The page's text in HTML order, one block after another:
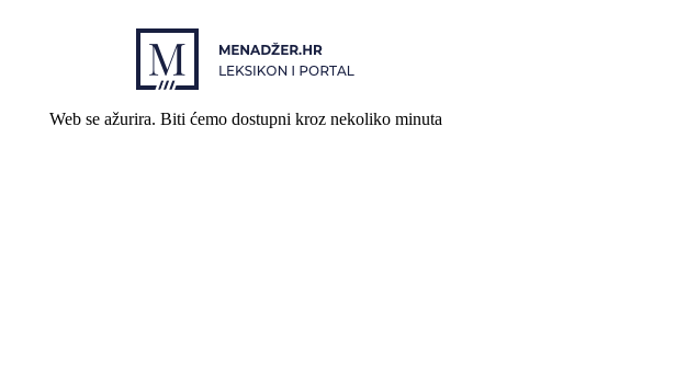
Web se ažurira. Biti ćemo dostupni kroz nekoliko minuta